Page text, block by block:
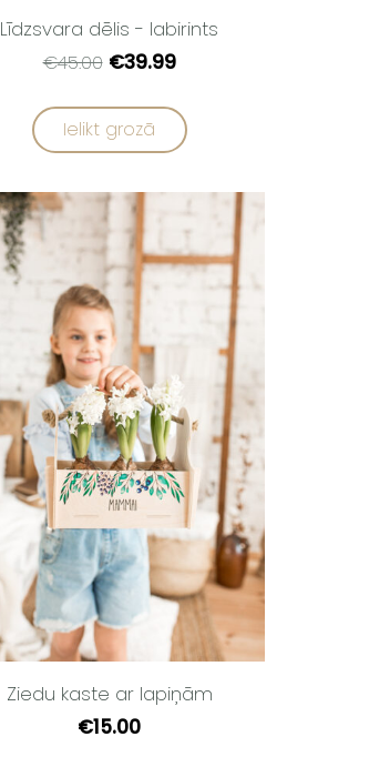
Līdzsvara dēlis - labirints
€45.00 €39.99
Ielikt grozā
Ziedu kaste ar lapiņām
€15.00